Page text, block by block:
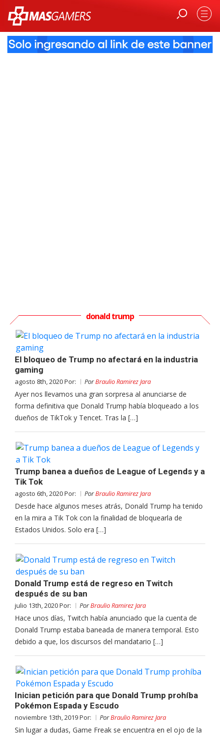
donald trump
El bloqueo de Trump no afectará en la industria
gaming
agosto 8th, 2020 Por: PorBraulio Ramirez Jara
Ayer nos llevamos una gran sorpresa al anunciarse de
forma definitiva que Donald Trump había bloqueado a los
dueños de TikTok y Tencet. Tras la […]
Trump banea a dueños de League of Legends y a
Tik Tok
agosto 6th, 2020 Por: PorBraulio Ramirez Jara
Desde hace algunos meses atrás, Donald Trump ha tenido
en la mira a Tik Tok con la finalidad de bloquearla de
Estados Unidos. Solo era […]
Donald Trump está de regreso en Twitch
después de su ban
julio 13th, 2020 Por: PorBraulio Ramirez Jara
Hace unos días, Twitch había anunciado que la cuenta de
Donald Trump estaba baneada de manera temporal. Esto
debido a que, los discursos del mandatario […]
Inician petición para que Donald Trump prohíba
Pokémon Espada y Escudo
noviembre 13th, 2019 Por: PorBraulio Ramirez Jara
Sin lugar a dudas, Game Freak se encuentra en el ojo de la